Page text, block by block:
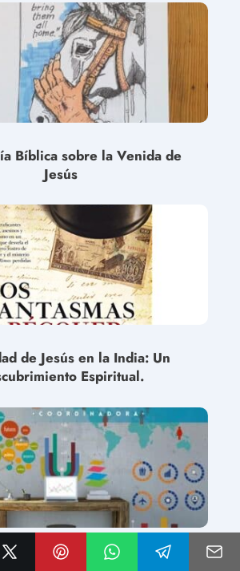
Bíblica sobre la Venida de
Jesús
de Jesús en la India: Un
Espiritual.
divina de visualizar espíritus